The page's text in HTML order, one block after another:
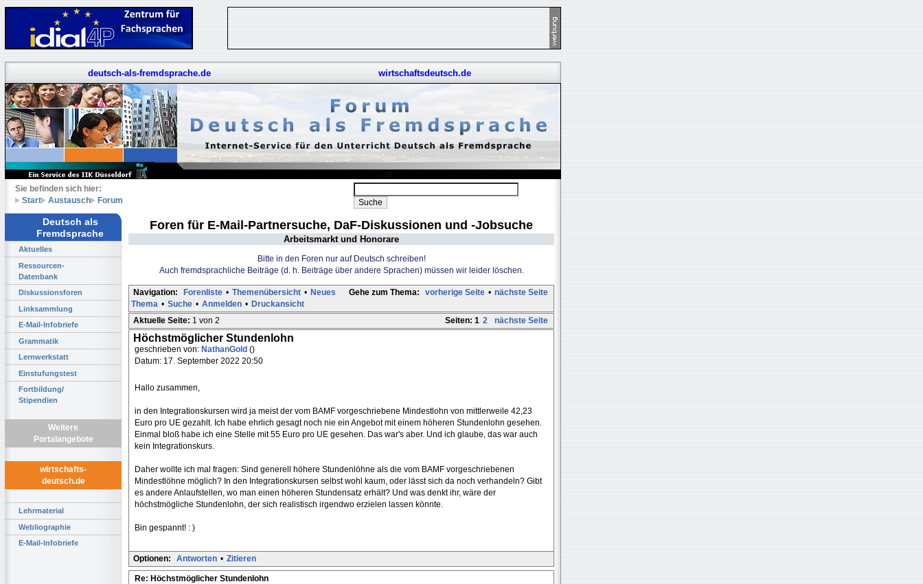
deutsch-als-fremdsprache.de wirtschaftsdeutsch.de
Sie befinden sich hier:
Start
Austausch Forum
Deutsch als
Fremdsprache
Aktuelles
Ressourcen-
Datenbank
Diskussionsforen
Linksammlung
E-Mail-Infobriefe
Grammatik
Lernwerkstatt
Einstufungstest
Fortbildung/
Stipendien
Weitere
Portalangebote
wirtschafts-
deutsch.de
Lehrmaterial
Webliographie
E-Mail-Infobriefe
Foren für E-Mail-Partnersuche, DaF-Diskussionen und -Jobsuche
Arbeitsmarkt und Honorare
Bitte in den Foren nur auf Deutsch schreiben!
Auch fremdsprachliche Beiträge (d. h. Beiträge über andere Sprachen) müssen wir leider löschen.
Gehe zum Thema: vorherige Seite • nächste Seite
Navigation: Forenliste • Themenübersicht • Neues
Thema • Suche • Anmelden • Druckansicht
Seiten: 1 2 nächste Seite
Aktuelle Seite: 1 von 2
Höchstmöglicher Stundenlohn
geschrieben von: NathanGold ()
Datum: 17. September 2022 20:50
Hallo zusammen,
in den Integrationskursen wird ja meist der vom BAMF vorgeschriebene Mindestlohn von mittlerweile 42,23
Euro pro UE gezahlt. Ich habe ehrlich gesagt noch nie ein Angebot mit einem höheren Stundenlohn gesehen.
Einmal bloß habe ich eine Stelle mit 55 Euro pro UE gesehen. Das war's aber. Und ich glaube, das war auch
kein Integrationskurs.
Daher wollte ich mal fragen: Sind generell höhere Stundenlöhne als die vom BAMF vorgeschriebenen
Mindestlöhne möglich? In den Integrationskursen selbst wohl kaum, oder lässt sich da noch verhandeln? Gibt
es andere Anlaufstellen, wo man einen höheren Stundensatz erhält? Und was denkt ihr, wäre der
höchstmögliche Stundenlohn, der sich realistisch irgendwo erzielen lassen könnte.
Bin gespannt! : )
Optionen: Antworten • Zitieren
Re: Höchstmöglicher Stundenlohn